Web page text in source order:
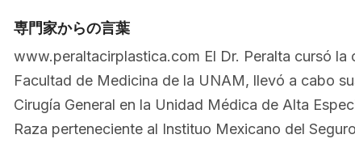
専門家からの言葉
www.peraltacirplastica.com El Dr. Peralta cursó la
Facultad de Medicina de la UNAM, llevó a cabo
Cirugía General en la Unidad Médica de Alta
Raza perteneciente al Instituo Mexicano del